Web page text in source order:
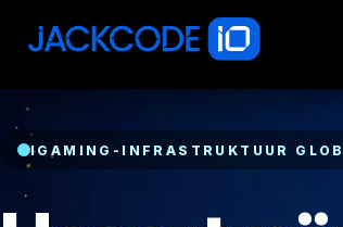
IGAMING-INFRASTRUKTUUR